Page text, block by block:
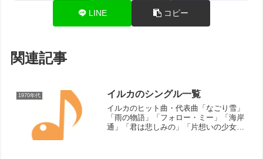
LINE コピー
関連記事
1970年代 イルカのシングル一覧
イルカのヒット曲・代表曲「なごり雪」
「雨の物語」「フォロー・ミー」「海岸
通」「君は悲しみの」「片想いの少女